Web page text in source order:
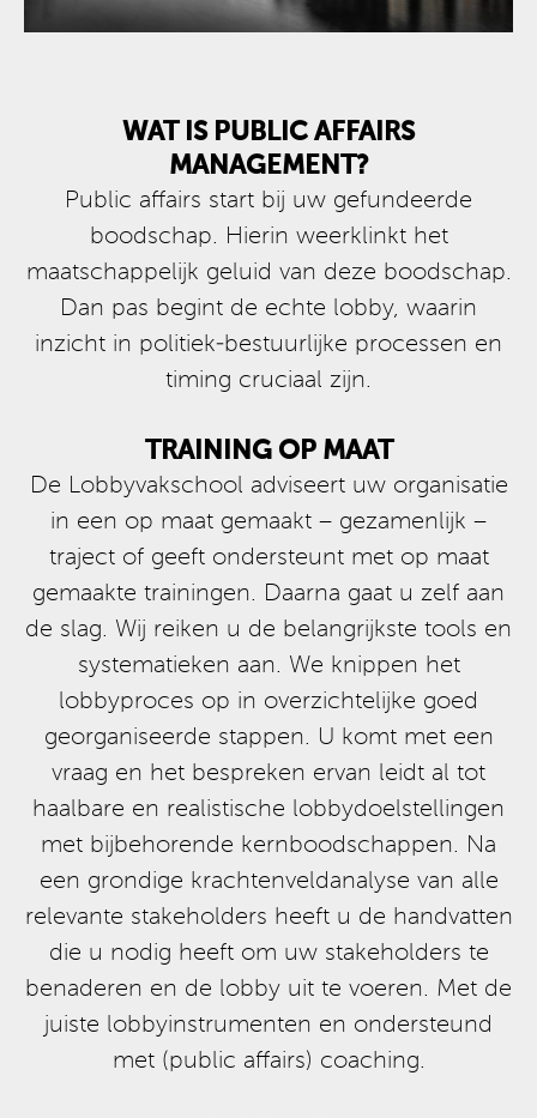
WAT IS PUBLIC AFFAIRS
MANAGEMENT?
Public affairs start bij uw gefundeerde
boodschap. Hierin weerklinkt het
maatschappelijk geluid van deze boodschap.
Dan pas begint de echte lobby, waarin
inzicht in politiek-bestuurlijke processen en
timing cruciaal zijn.
TRAINING OP MAAT
De Lobbyvakschool adviseert uw organisatie
in een op maat gemaakt – gezamenlijk –
traject of geeft ondersteunt met op maat
gemaakte trainingen. Daarna gaat u zelf aan
de slag. Wij reiken u de belangrijkste tools en
systematieken aan. We knippen het
lobbyproces op in overzichtelijke goed
georganiseerde stappen. U komt met een
vraag en het bespreken ervan leidt al tot
haalbare en realistische lobbydoelstellingen
met bijbehorende kernboodschappen. Na
een grondige krachtenveldanalyse van alle
relevante stakeholders heeft u de handvatten
die u nodig heeft om uw stakeholders te
benaderen en de lobby uit te voeren. Met de
juiste lobbyinstrumenten en ondersteund
met (public affairs) coaching.